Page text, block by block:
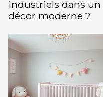
industriels dans un
décor moderne ?